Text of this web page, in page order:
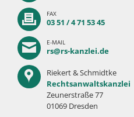
FAX
03 51 / 4 71 53 45
E-MAIL
rs@rs-kanzlei.de
Riekert & Schmidtke
Rechtsanwaltskanzlei
Zeunerstraße 77
01069 Dresden